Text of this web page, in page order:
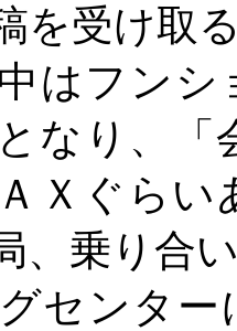
を受け取
はフン
なり、
Ｘぐら
、乗り合
センタ